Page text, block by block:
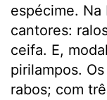
espécime.
cantores:
ceifa. E,
pirilampos.
rabos; com